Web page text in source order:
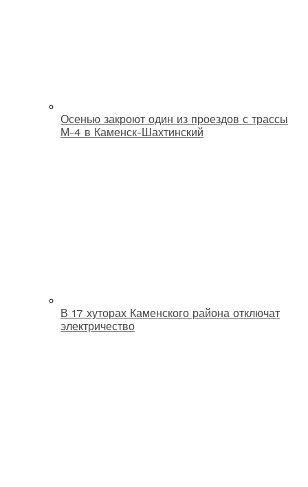
Осенью закроют один из проездов с трассы
М-4 в Каменск-Шахтинский
В 17 хуторах Каменского района отключат
электричество